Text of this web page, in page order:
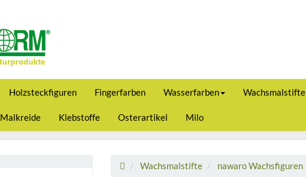
Holzsteckfiguren Fingerfarben Wasserfarben Wachsmalstifte
Malkreide Klebstoffe Osterartikel Milo
Wachsmalstifte nawaro Wachsfiguren